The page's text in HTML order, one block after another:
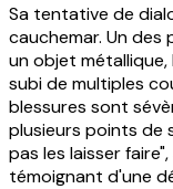
Sa tentative de
cauchemar. Un
un objet métallique,
subi de multiples
blessures sont
plusieurs points de
pas les laisser
témoignant d'une